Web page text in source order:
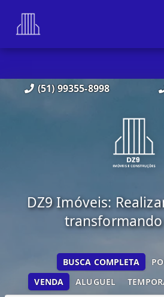
(51) 99355-8998
DZ9 Imóveis:
VENDA ALUGUEL
BUSCA COMPLETA